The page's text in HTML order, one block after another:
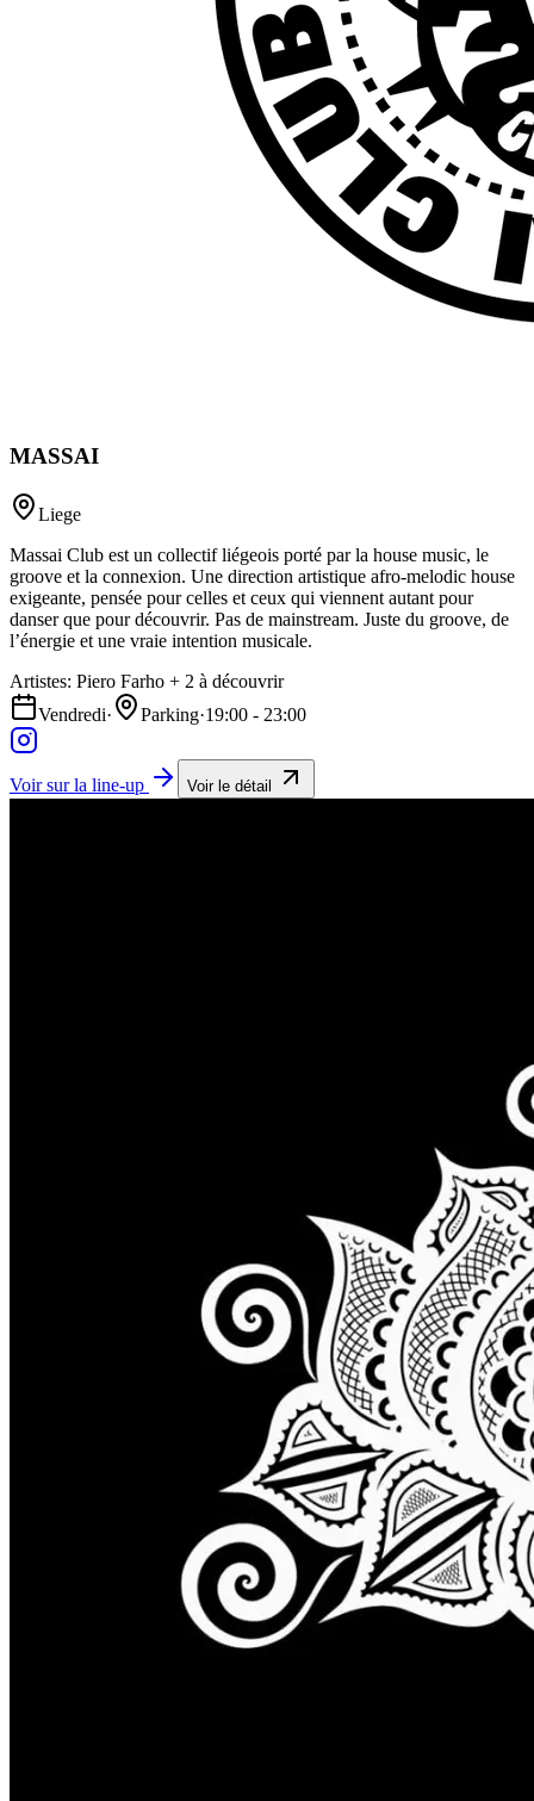
MASSAI
Liege
Massai Club est un collectif liégeois porté par la house music, le
groove et la connexion. Une direction artistique afro-melodic house
exigeante, pensée pour celles et ceux qui viennent autant pour
danser que pour découvrir. Pas de mainstream. Juste du groove, de
l’énergie et une vraie intention musicale.
Artistes: Piero Farho + 2 à découvrir
Vendredi· Parking·19:00 - 23:00
Voir sur la line-up Voir le détail